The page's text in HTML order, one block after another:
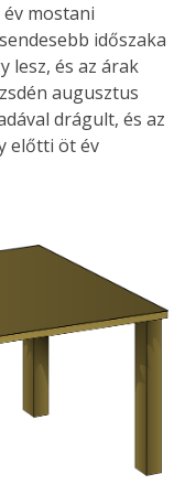
mostani
időszaka
lesz, és az árak
augusztus
drágult, és az
előtti öt év